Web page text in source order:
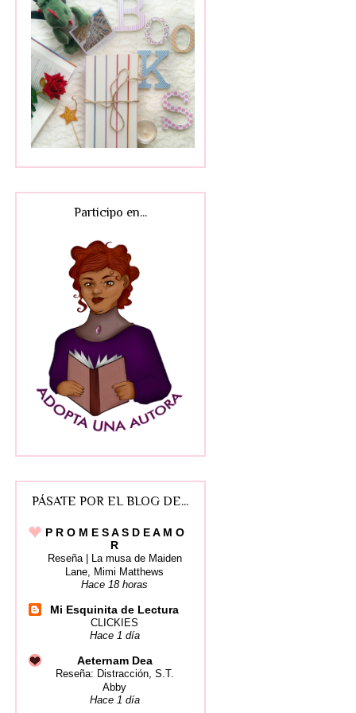
Participo en...
PÁSATE POR EL BLOG DE...
P R O M E S A S D E A M O
R
Reseña | La musa de Maiden
Lane, Mimi Matthews
Hace 18 horas
Mi Esquinita de Lectura
CLICKIES
Hace 1 día
Aeternam Dea
Reseña: Distracción, S.T.
Abby
Hace 1 día